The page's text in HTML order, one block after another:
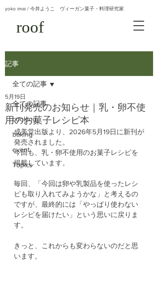
roof
yoko imai / 今井ようこ ヴィーガン菓子・料理研究家
記事
全ての記事
cooking
baking
event
Topics
全ての記事
新刊発売のお知らせ｜乳・卵不使
用のお菓子レシピ本
5月19日
成美堂出版より、2026年5月19日に新刊が
発売されました。
今回も、乳・卵不使用のお菓子レシピを
掲載しています。
毎回、「今回は卵や乳製品を使ったレシ
ピも取り入れてみようかな」と考えるの
ですが、最終的には「やっぱり使わない
レシピを届けたい」という思いに戻りま
す。
きっと、これからも変わらないのだと思
います。